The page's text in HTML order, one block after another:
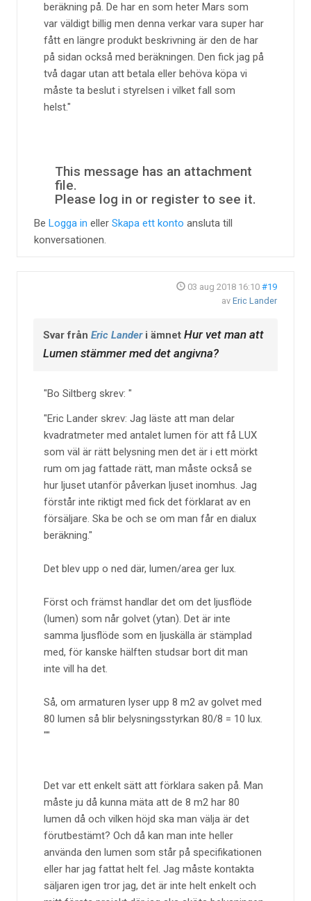
beräkning på. De har en som heter Mars som
var väldigt billig men denna verkar vara super har
fått en längre produkt beskrivning är den de har
på sidan också med beräkningen. Den fick jag på
två dagar utan att betala eller behöva köpa vi
måste ta beslut i styrelsen i vilket fall som
helst.
This message has an attachment
file.
Please log in or register to see it.
Be Logga in eller Skapa ett konto ansluta till
konversationen.
03 aug 2018 16:10 #19
av Eric Lander
Svar från Eric Landeri ämnet Hur vet man att
Lumen stämmer med det angivna?
Bo Siltberg skrev:
Eric Lander skrev: Jag läste att man delar
kvadratmeter med antalet lumen för att få LUX
som väl är rätt belysning men det är i ett mörkt
rum om jag fattade rätt, man måste också se
hur ljuset utanför påverkan ljuset inomhus. Jag
förstår inte riktigt med fick det förklarat av en
försäljare. Ska be och se om man får en dialux
beräkning.
Det blev upp o ned där, lumen/area ger lux.
Först och främst handlar det om det ljusflöde
(lumen) som når golvet (ytan). Det är inte
samma ljusflöde som en ljuskälla är stämplad
med, för kanske hälften studsar bort dit man
inte vill ha det.
Så, om armaturen lyser upp 8 m2 av golvet med
80 lumen så blir belysningsstyrkan 80/8 = 10 lux.
Det var ett enkelt sätt att förklara saken på. Man
måste ju då kunna mäta att de 8 m2 har 80
lumen då och vilken höjd ska man välja är det
förutbestämt? Och då kan man inte heller
använda den lumen som står på specifikationen
eller har jag fattat helt fel. Jag måste kontakta
säljaren igen tror jag, det är inte helt enkelt och